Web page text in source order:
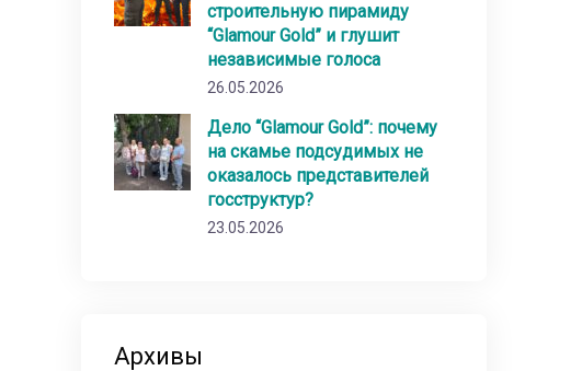
строительную пирамиду
“Glamour Gold” и глушит
независимые голоса
26.05.2026
Дело “Glamour Gold”: почему
на скамье подсудимых не
оказалось представителей
госструктур?
23.05.2026
Архивы